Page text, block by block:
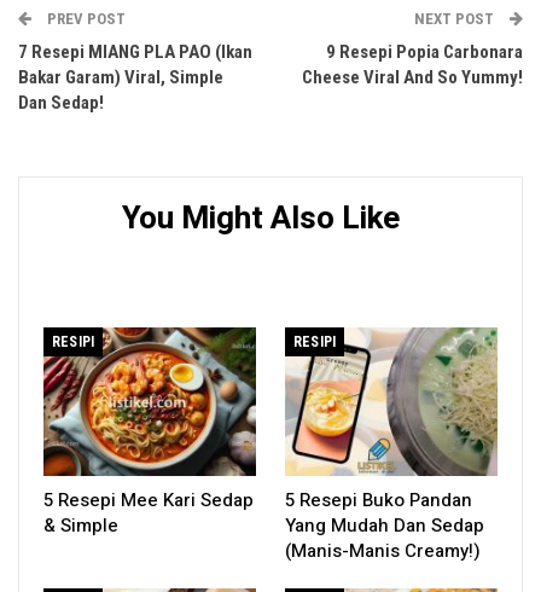
PREV POST
7 Resepi MIANG PLA PAO (Ikan
Bakar Garam) Viral, Simple
Dan Sedap!
NEXT POST
9 Resepi Popia Carbonara
Cheese Viral And So Yummy!
You Might Also Like
RESIPI
5 Resepi Mee Kari Sedap
& Simple
RESIPI
5 Resepi Buko Pandan
Yang Mudah Dan Sedap
(Manis-Manis Creamy!)